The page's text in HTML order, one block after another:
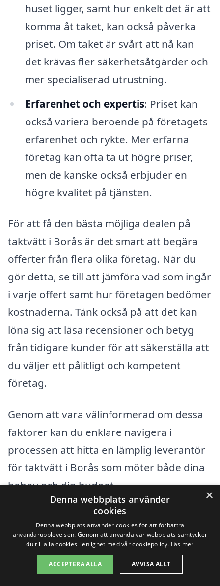
huset ligger, samt hur enkelt det är att
komma åt taket, kan också påverka
priset. Om taket är svårt att nå kan
det krävas fler säkerhetsåtgärder och
mer specialiserad utrustning.
Erfarenhet och expertis: Priset kan
också variera beroende på företagets
erfarenhet och rykte. Mer erfarna
företag kan ofta ta ut högre priser,
men de kanske också erbjuder en
högre kvalitet på tjänsten.
För att få den bästa möjliga dealen på
taktvätt i Borås är det smart att begära
offerter från flera olika företag. När du
gör detta, se till att jämföra vad som ingår
i varje offert samt hur företagen bedömer
kostnaderna. Tänk också på att det kan
löna sig att läsa recensioner och betyg
från tidigare kunder för att säkerställa att
du väljer ett pålitligt och kompetent
företag.
Genom att vara välinformerad om dessa
faktorer kan du enklare navigera i
processen att hitta en lämplig leverantör
för taktvätt i Borås som möter både dina
behov och din budget.
Få 3 erbjudanden, gratis och utan
förpliktelser
×
Denna webbplats använder
cookies
Denna webbplats använder cookies för att förbättra
användarupplevelsen. Genom att använda vår webbplats samtycker
du till alla cookies i enlighet med vår cookiepolicy. Läs mer
ACCEPTERA ALLA AVVISA ALLT